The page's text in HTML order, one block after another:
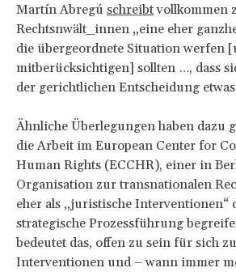
Martín Abregú schreibtvollkommen
Rechtsnwält_innen „eine eher
die übergeordnete Situation werfen
mitberücksichtigen] sollten …, dass
der gerichtlichen Entscheidung
Ähnliche Überlegungen haben dazu
die Arbeit im European Center for
Human Rights (ECCHR), einer in
Organisation zur transnationalen
eher als „juristische Interventionen“
strategische Prozessführung
bedeutet das, offen zu sein für sich
Interventionen und – wann immer